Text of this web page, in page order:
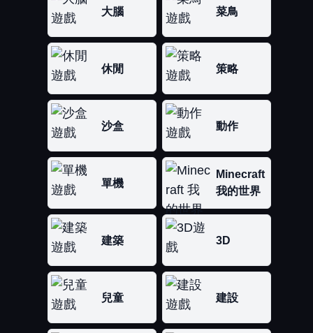
大腦 菜鳥
休閒 策略
沙盒 動作
單機
Minecraft
我的世界
建築 3D
兒童 建設